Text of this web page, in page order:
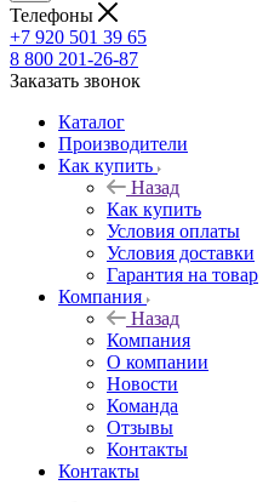
Телефоны
+7 920 501 39 65
8 800 201-26-87
Заказать звонок
Каталог
Производители
Как купить
Назад
Как купить
Условия оплаты
Условия доставки
Гарантия на товар
Компания
Назад
Компания
О компании
Новости
Команда
Отзывы
Контакты
Контакты